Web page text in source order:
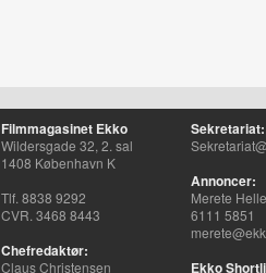
Filmmagasinet Ekko
Wildersgade 32, 2. sal
1408 København K
Tlf. 8838 9292
CVR. 3468 8443
Chefredaktør:
Claus Christensen
Sekretariat:
Annoncer:
Merete
6111 5851
Ekko